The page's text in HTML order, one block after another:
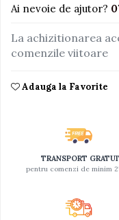
Motociclete
Muzica si instrumente
Pistoale
Proiectoare
Set Avioane si
Seturi de doctor
Ai nevoie de ajutor?
La achizitionarea
comenzile viitoare
Adauga la Favorite
TRANSPORT
pentru comenzi de minim